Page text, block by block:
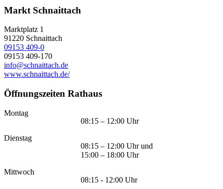
Markt Schnaittach
Marktplatz 1
91220 Schnaittach
09153 409-0
09153 409-170
info@schnaittach.de
www.schnaittach.de/
Öffnungszeiten Rathaus
Montag
08:15 – 12:00 Uhr
Dienstag
08:15 – 12:00 Uhr und
15:00 – 18:00 Uhr
Mittwoch
08:15 - 12:00 Uhr